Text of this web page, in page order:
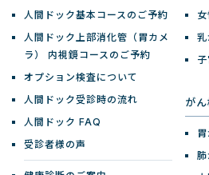
人間ドック基本コースのご予約
人間ドック上部消化管（胃カメ
ラ）
内視鏡コースのご予約
オプション検査について
人間ドック受診時の流れ
人間ドック FAQ
受診者様の声
が